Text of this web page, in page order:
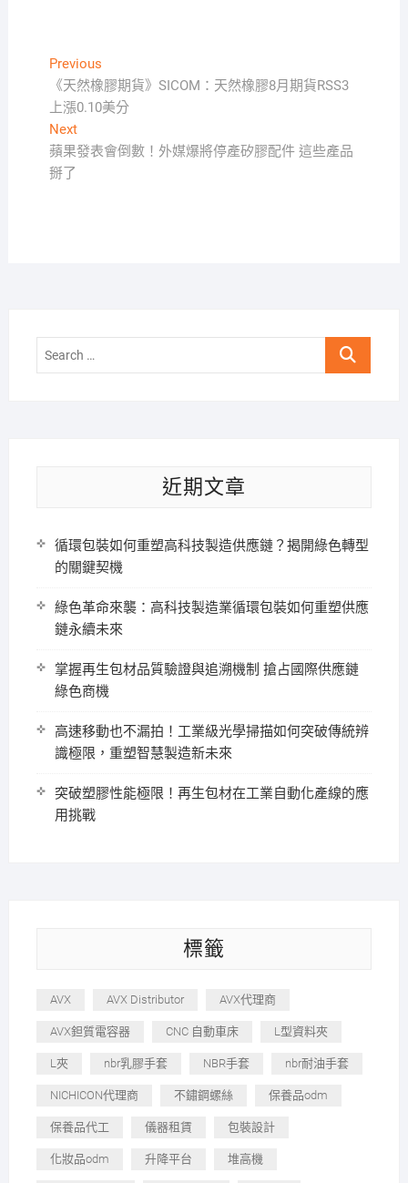
文
章
導
覽
PreviousPrevious
post:
《天然橡膠期貨》SICOM：天然橡膠8月期貨RSS3
上漲0.10美分
NextNext
post:
蘋果發表會倒數！外媒爆將停產矽膠配件 這些產品
掰了
Search
近期文章
循環包裝如何重塑高科技製造供應鏈？揭開綠色轉型
的關鍵契機
綠色革命來襲：高科技製造業循環包裝如何重塑供應
鏈永續未來
掌握再生包材品質驗證與追溯機制 搶占國際供應鏈
綠色商機
高速移動也不漏拍！工業級光學掃描如何突破傳統辨
識極限，重塑智慧製造新未來
突破塑膠性能極限！再生包材在工業自動化產線的應
用挑戰
標籤
AVX AVX Distributor AVX代理商
AVX鉭質電容器 CNC 自動車床 L型資料夾
L夾 nbr乳膠手套 NBR手套 nbr耐油手套
NICHICON代理商 不鏽鋼螺絲 保養品odm
保養品代工 儀器租賃 包裝設計
化妝品odm 升降平台 堆高機